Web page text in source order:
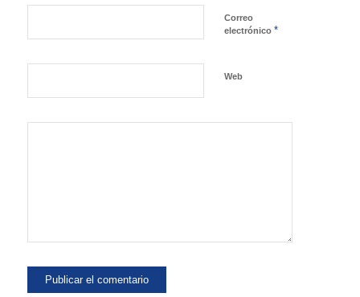
Correo
electrónico *
Web